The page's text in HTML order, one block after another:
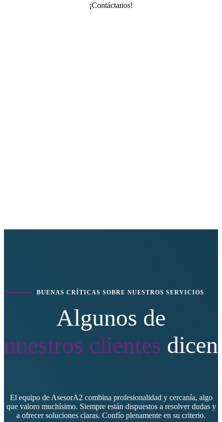
¡Contáctanos!
BUENAS CRÍTICAS SOBRE NUESTROS SERVICIOS
Algunos de
nuestros clientes dicen
El equipo de AsesorA2 combina profesionalidad y cercanía, algo
que valoro muchísimo. Siempre están dispuestos a resolver dudas y
a ofrecer soluciones claras. Confío plenamente en su criterio.